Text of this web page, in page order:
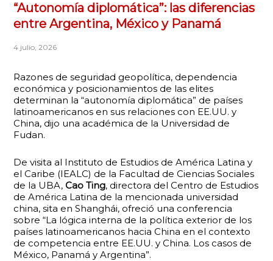
“Autonomía diplomática”: las diferencias
entre Argentina, México y Panamá
4 julio, 2026
Razones de seguridad geopolítica, dependencia
económica y posicionamientos de las elites
determinan la “autonomía diplomática” de países
latinoamericanos en sus relaciones con EE.UU. y
China, dijo una académica de la Universidad de
Fudan.
De visita al Instituto de Estudios de América Latina y
el Caribe (IEALC) de la Facultad de Ciencias Sociales
de la UBA,Cao Ting, directora del Centro de Estudios
de América Latina de la mencionada universidad
china, sita en Shanghái, ofreció una conferencia
sobre “La lógica interna de la política exterior de los
países latinoamericanos hacia China en el contexto
de competencia entre EE.UU. y China. Los casos de
México, Panamá y Argentina”.